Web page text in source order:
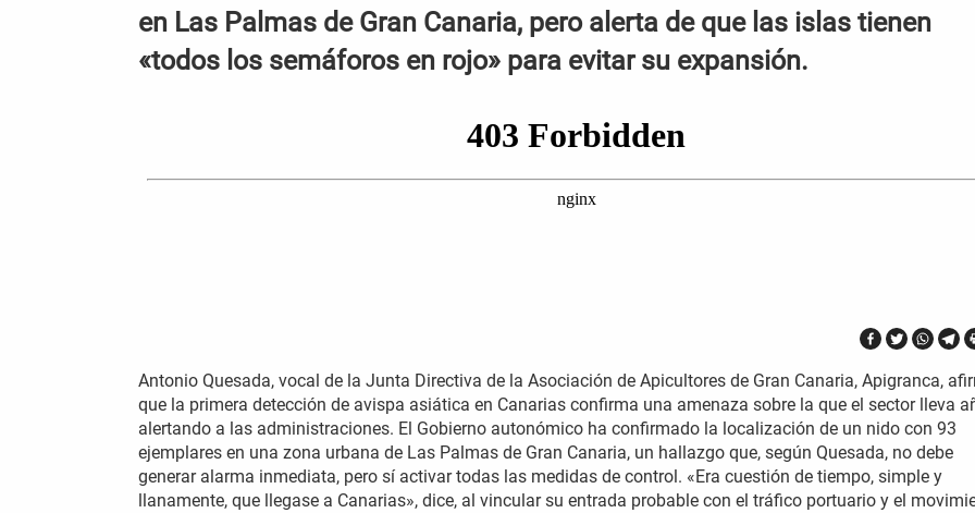
en Las Palmas de Gran Canaria, pero alerta de que las islas tienen
«todos los semáforos en rojo» para evitar su expansión.
Antonio Quesada, vocal de la Junta Directiva de la Asociación de Apicultores de Gran Canaria, Apigranca,
que la primera detección de avispa asiática en Canarias confirma una amenaza sobre la que el sector lleva
alertando a las administraciones. El Gobierno autonómico ha confirmado la localización de un nido con 93
ejemplares en una zona urbana de Las Palmas de Gran Canaria, un hallazgo que, según Quesada, no debe
generar alarma inmediata, pero sí activar todas las medidas de control. «Era cuestión de tiempo, simple y
llanamente, que llegase a Canarias», dice, al vincular su entrada probable con el tráfico portuario y el